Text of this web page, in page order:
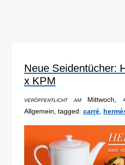
Neue Seidentücher:
x KPM
VERÖFFENTLICHT AMMittwoch,
Allgemein, tagged: carré,